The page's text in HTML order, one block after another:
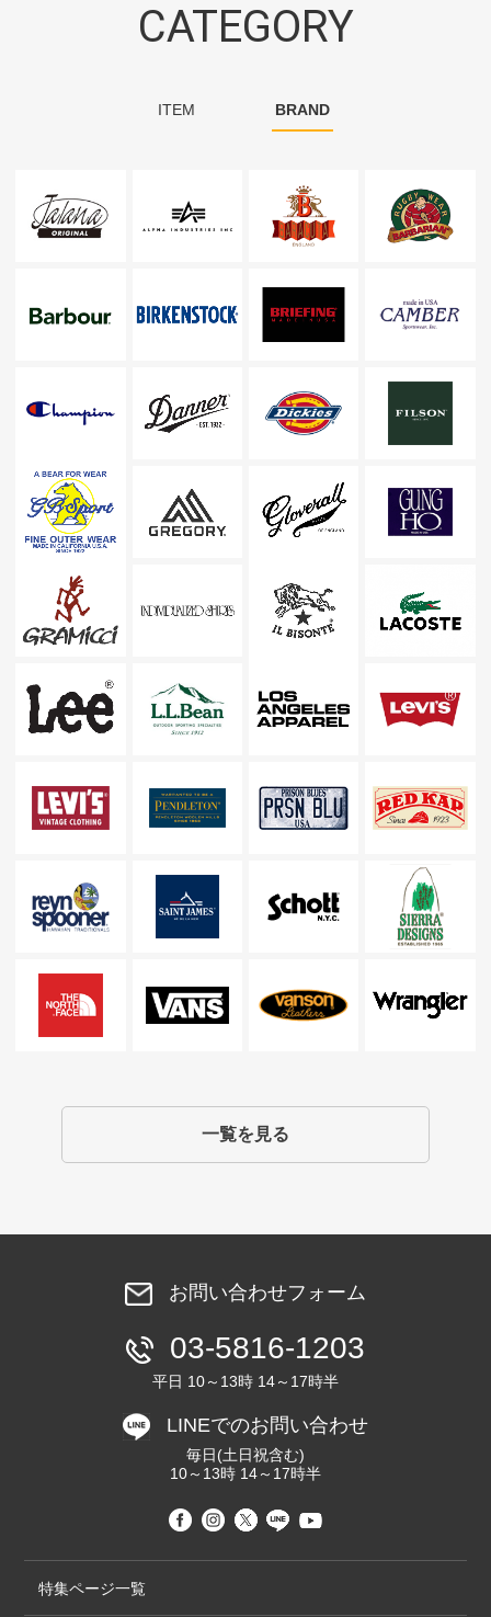
CATEGORY
ITEM BRAND
一覧を見る
お問い合わせフォーム
03-5816-1203
平日 10～13時 14～17時半
LINEでのお問い合わせ
毎日(土日祝含む)
10～13時 14～17時半
特集ページ一覧